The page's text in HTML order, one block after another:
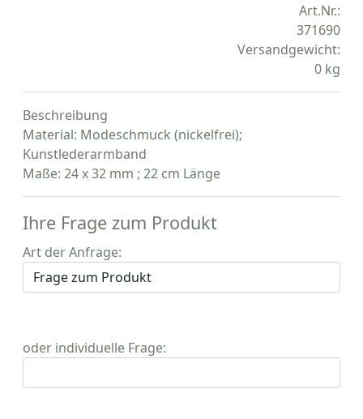
Art.Nr.:
371690
Versandgewicht:
0 kg
Beschreibung
Material: Modeschmuck (nickelfrei);
Kunstlederarmband
Maße: 24 x 32 mm ; 22 cm Länge
Ihre Frage zum Produkt
Art der Anfrage:
oder individuelle Frage: